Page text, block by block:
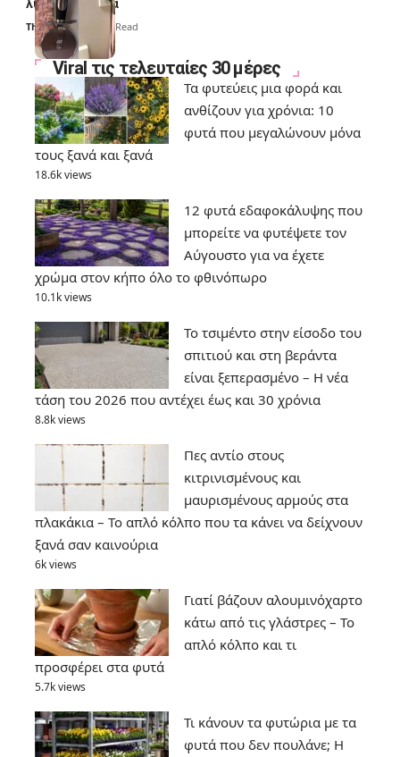
λύσουν τα χέρια
Thali Ombre 6 Min Read
Viral τις τελευταίες 30 μέρες
Τα φυτεύεις μια φορά και
ανθίζουν για χρόνια: 10
φυτά που μεγαλώνουν μόνα
τους ξανά και ξανά
18.6k views
12 φυτά εδαφοκάλυψης που
μπορείτε να φυτέψετε τον
Αύγουστο για να έχετε
χρώμα στον κήπο όλο το φθινόπωρο
10.1k views
Το τσιμέντο στην είσοδο του
σπιτιού και στη βεράντα
είναι ξεπερασμένο – Η νέα
τάση του 2026 που αντέχει έως και 30 χρόνια
8.8k views
Πες αντίο στους
κιτρινισμένους και
μαυρισμένους αρμούς στα
πλακάκια – Το απλό κόλπο που τα κάνει να δείχνουν
ξανά σαν καινούρια
6k views
Γιατί βάζουν αλουμινόχαρτο
κάτω από τις γλάστρες – Το
απλό κόλπο και τι
προσφέρει στα φυτά
5.7k views
Τι κάνουν τα φυτώρια με τα
φυτά που δεν πουλάνε; Η